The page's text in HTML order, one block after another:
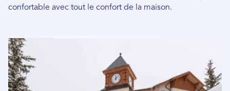
confortable avec tout le confort de la maison.